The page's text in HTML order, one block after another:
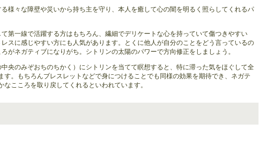
様々な障壁や災いから持ち主を守り、本人を癒して心の闇を明るく照らしてくれるパ
第一線で活躍する方はもちろん、繊細でデリケートな心を持っていて傷つきやすい
スに感じやすい方にも人気があります。とくに他人が自分のことをどう言っているの
がネガティブになりがち。シトリンの太陽のパワーで方向修正をしましょう。
央のみぞおちのちかく）にシトリンを当てて瞑想すると、特に滞った気をほぐして全
。もちろんブレスレットなどで身につけることでも同様の効果を期待でき、ネガテ
こころを取り戻してくれるといわれています。